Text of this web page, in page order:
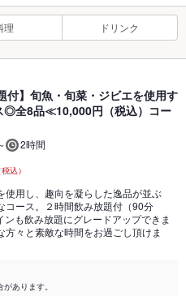
理 ドリンク
付】旬魚・旬菜・ジビエを使用す
◎全8品≪10,000円（税込）コー
2時間
込）
用し、趣向を凝らした逸品が並ぶ
コース。２時間飲み放題付（90分
も飲み放題にグレードアップできま
々と素敵な時間をお過ごし頂けま
あります。